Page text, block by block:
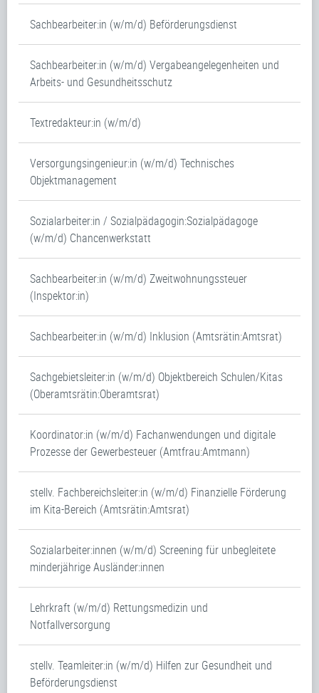
Sachbearbeiter:in (w/m/d) Beförderungsdienst
Sachbearbeiter:in (w/m/d) Vergabeangelegenheiten und
Arbeits- und Gesundheitsschutz
Textredakteur:in (w/m/d)
Versorgungsingenieur:in (w/m/d) Technisches
Objektmanagement
Sozialarbeiter:in / Sozialpädagogin:Sozialpädagoge
(w/m/d) Chancenwerkstatt
Sachbearbeiter:in (w/m/d) Zweitwohnungssteuer
(Inspektor:in)
Sachbearbeiter:in (w/m/d) Inklusion (Amtsrätin:Amtsrat)
Sachgebietsleiter:in (w/m/d) Objektbereich Schulen/Kitas
(Oberamtsrätin:Oberamtsrat)
Koordinator:in (w/m/d) Fachanwendungen und digitale
Prozesse der Gewerbesteuer (Amtfrau:Amtmann)
stellv. Fachbereichsleiter:in (w/m/d) Finanzielle Förderung
im Kita-Bereich (Amtsrätin:Amtsrat)
Sozialarbeiter:innen (w/m/d) Screening für unbegleitete
minderjährige Ausländer:innen
Lehrkraft (w/m/d) Rettungsmedizin und
Notfallversorgung
stellv. Teamleiter:in (w/m/d) Hilfen zur Gesundheit und
Beförderungsdienst